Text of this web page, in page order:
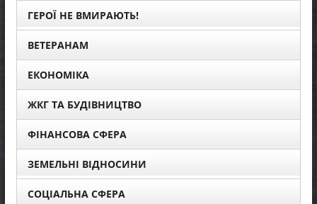
ГЕРОЇ НЕ ВМИРАЮТЬ!
ВЕТЕРАНАМ
ЕКОНОМІКА
ЖКГ ТА БУДІВНИЦТВО
ФІНАНСОВА СФЕРА
ЗЕМЕЛЬНІ ВІДНОСИНИ
СОЦІАЛЬНА СФЕРА